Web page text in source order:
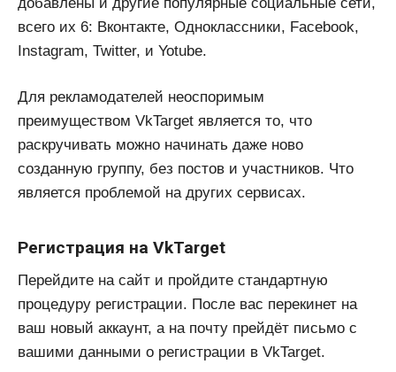
всего их 6: Вконтакте, Одноклассники, Facebook,
Instagram, Twitter, и Yotube.
Для рекламодателей неоспоримым
преимуществом VkTarget является то, что
раскручивать можно начинать даже ново
созданную группу, без постов и участников. Что
является проблемой на других сервисах.
Регистрация на VkTarget
Перейдите на сайт и пройдите стандартную
процедуру регистрации. После вас перекинет на
ваш новый аккаунт, а на почту прейдёт письмо с
вашими данными о регистрации в VkTarget.